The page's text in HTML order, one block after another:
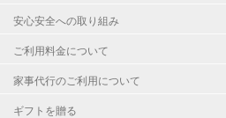
安心安全への取り組み
ご利用料金について
家事代行のご利用について
ギフトを贈る